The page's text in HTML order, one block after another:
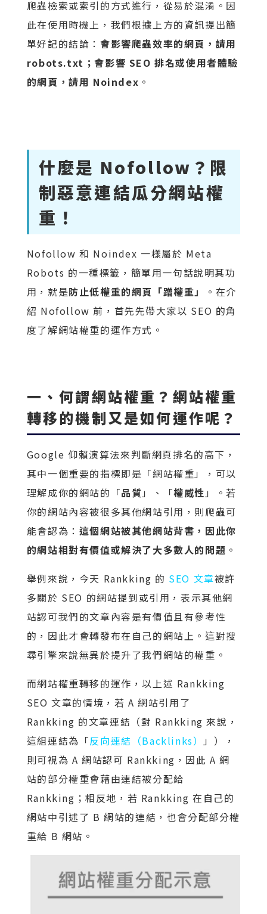
爬蟲檢索或索引的方式進行，從易於混淆。因
此在使用時機上，我們根據上方的資訊提出簡
單好記的結論： 會影響爬蟲效率的網頁，請用
robots.txt；會影響 SEO 排名或使用者體驗
的網頁，請用 Noindex 。
什麼是 Nofollow？限
制惡意連結瓜分網站權
重！
Nofollow 和 Noindex 一樣屬於 Meta
Robots 的一種標籤，簡單用一句話說明其功
用，就是防止低權重的網頁「蹭權重」
。在介
紹 Nofollow 前，首先先帶大家以 SEO 的角
度了解網站權重的運作方式。
一、何謂網站權重？網站權重
轉移的機制又是如何運作呢？
Google 仰賴演算法來判斷網頁排名的高下，
其中一個重要的指標即是「網站權重」，可以
理解成你的網站的「品質 」、「權威性 」。若
你的網站內容被很多其他網站引用，則爬蟲可
能會認為： 這個網站被其他網站背書，因此你
的網站相對有價值或解決了大多數人的問題 。
舉例來說，今天 Rankking 的 SEO 文章被許
多關於 SEO 的網站提到或引用，表示其他網
站認可我們的文章內容是有價值且有參考性
的，因此才會轉發布在自己的網站上。這對搜
尋引擎來說無異於提升了我們網站的權重。
而網站權重轉移的運作，以上述 Rankking
SEO 文章的情境，若 A 網站引用了
Rankking 的文章連結（對 Rankking 來說，
這組連結為「反向連結（Backlinks）
」），
則可視為 A 網站認可 Rankking，因此 A 網
站的部分權重會藉由連結被分配給
Rankking；相反地，若 Rankking 在自己的
網站中引述了 B 網站的連結，也會分配部分權
重給 B 網站。